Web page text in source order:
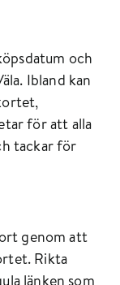
och
Ibland kan
för att alla
tackar för
genom att
Rikta
länken som